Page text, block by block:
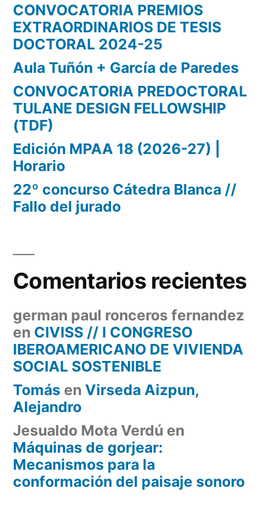
CONVOCATORIA PREMIOS
EXTRAORDINARIOS DE TESIS
DOCTORAL 2024-25
Aula Tuñón + García de Paredes
CONVOCATORIA PREDOCTORAL
TULANE DESIGN FELLOWSHIP
(TDF)
Edición MPAA 18 (2026-27) |
Horario
22º concurso Cátedra Blanca //
Fallo del jurado
Comentarios recientes
german paul ronceros fernandez
en CIVISS // I CONGRESO
IBEROAMERICANO DE VIVIENDA
SOCIAL SOSTENIBLE
Tomás en Virseda Aizpun,
Alejandro
Jesualdo Mota Verdú en
Máquinas de gorjear:
Mecanismos para la
conformación del paisaje sonoro